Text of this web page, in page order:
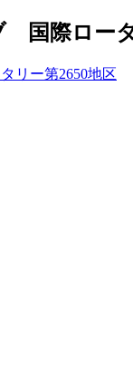
国際ロー